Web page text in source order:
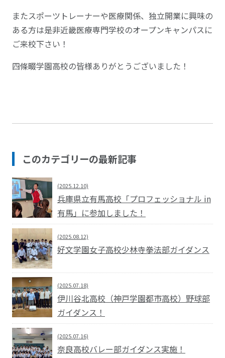
またスポーツトレーナーや医療関係、独立開業に興味の
ある方は是非近畿医療専門学校のオープンキャンパスに
ご来校下さい！
四條畷学園高校の皆様ありがとうございました！
このカテゴリーの最新記事
(2025.12.10)
兵庫県立有馬高校「プロフェッショナル in
有馬」に参加しました！
(2025.08.12)
好文学園女子高校少林寺拳法部ガイダンス
(2025.07.18)
伊川谷北高校（神戸学園都市高校）野球部
ガイダンス！
(2025.07.16)
奈良高校バレー部ガイダンス実施！